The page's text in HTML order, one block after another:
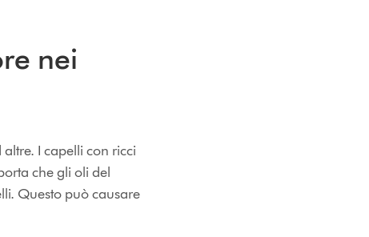
nei
I capelli con ricci
che gli oli del
Questo può causare